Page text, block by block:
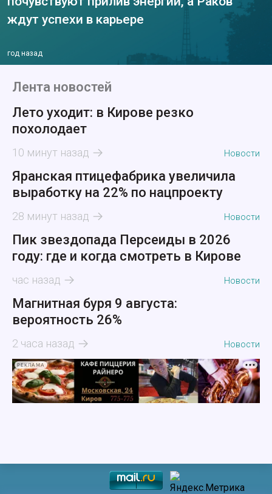
ждут успехи в карьере
год назад
Лента новостей
Лето уходит: в Кирове резко
похолодает
10 минут назад Новости
Яранская птицефабрика увеличила
выработку на 22% по нацпроекту
28 минут назад Новости
Пик звездопада Персеиды в 2026
году: где и когда смотреть в Кирове
час назад Новости
Магнитная буря 9 августа:
вероятность 26%
2 часа назад Новости
РЕКЛАМА